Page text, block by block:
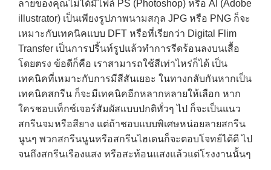
ลายของคุณไม่ได้มีไฟล์ PS (Photoshop) หรือ AI (Adobe
illustrator) เป็นเพียงรูปภาพนามสกุล JPG หรือ PNG ก็จะ
เหมาะกับเทคนิคแบบ DFT หรือที่เรียกว่า Digital Flim
Transfer เป็นการปริ้นท์รูปแล้วทำการรีดร้อนลงบนเสื้อ
โดยตรง ข้อดีก็คือ เราสามารถใช้สีเท่าไหร่ก็ได้ เป็น
เทคนิคที่เหมาะกับการมีสีสันเยอะ ในทางกลับกันหากเป็น
เทคนิคสกรีน ก็จะมีเทคนิคอีกหลากหลายให้เลือก หาก
ใครชอบเท็กซ์เจอร์สัมผัสแบบปกติทั่วๆ ไป ก็จะเป็นแนว
สกรีนจมหรือสียาง แต่ถ้าชอบแบบพิเศษหน่อยลายสกรีน
นูนๆ พวกสกรีนนูนหรือสกรีนไฮเดนก็จะตอบโจทย์ได้ดี ไป
จนถึงสกรีนเรืองแสง หรือสะท้อนแสงแล้วแต่โรงงานนั้นๆ